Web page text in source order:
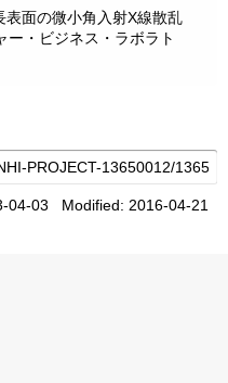
面の微小角入射X線散乱
ー・ビジネス・ラボラト
04-03 Modified: 2016-04-21